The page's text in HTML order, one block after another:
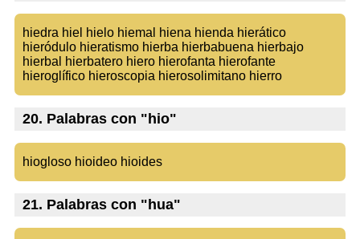
hiedra hiel hielo hiemal hiena hienda hierático
hieródulo hieratismo hierba hierbabuena hierbajo
hierbal hierbatero hiero hierofanta hierofante
hieroglífico hieroscopia hierosolimitano hierro
20. Palabras con "hio"
hiogloso hioideo hioides
21. Palabras con "hua"